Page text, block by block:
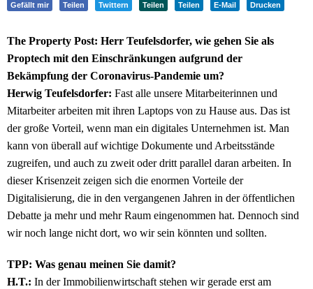
Gefällt mir Teilen Twittern Teilen Teilen E-Mail Drucken
The Property Post: Herr Teufelsdorfer, wie gehen Sie als
Proptech mit den Einschränkungen aufgrund der
Bekämpfung der Coronavirus-Pandemie um?
Herwig Teufelsdorfer: Fast alle unsere Mitarbeiterinnen und
Mitarbeiter arbeiten mit ihren Laptops von zu Hause aus. Das ist
der große Vorteil, wenn man ein digitales Unternehmen ist. Man
kann von überall auf wichtige Dokumente und Arbeitsstände
zugreifen, und auch zu zweit oder dritt parallel daran arbeiten. In
dieser Krisenzeit zeigen sich die enormen Vorteile der
Digitalisierung, die in den vergangenen Jahren in der öffentlichen
Debatte ja mehr und mehr Raum eingenommen hat. Dennoch sind
wir noch lange nicht dort, wo wir sein könnten und sollten.
TPP: Was genau meinen Sie damit?
H.T.: In der Immobilienwirtschaft stehen wir gerade erst am